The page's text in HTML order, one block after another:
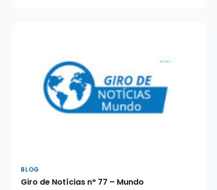
BLOG
Giro de Notícias n° 77 – Mundo